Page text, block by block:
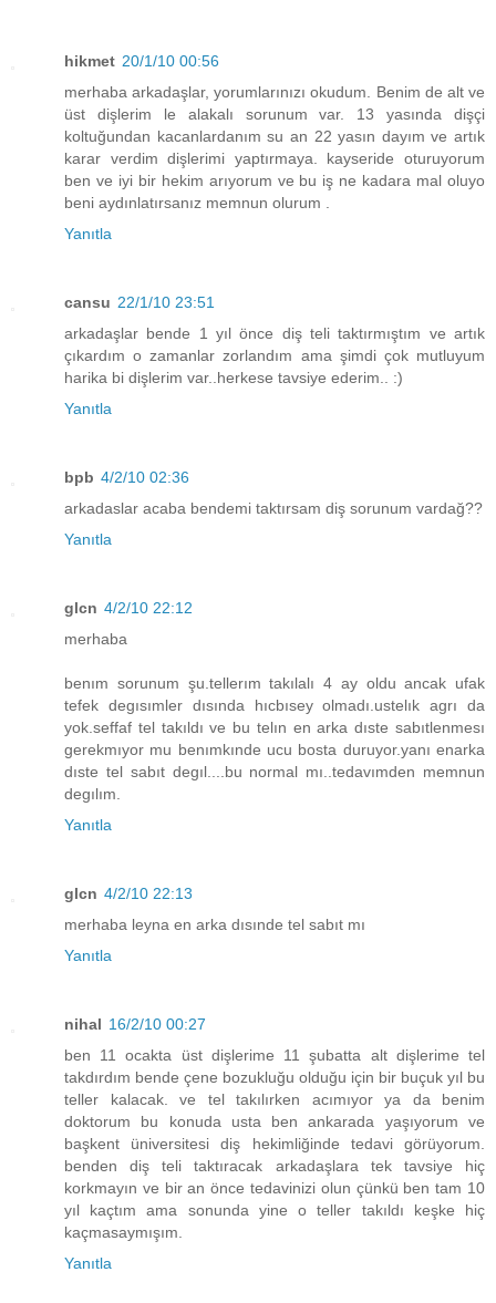
hikmet 20/1/10 00:56
merhaba arkadaşlar, yorumlarınızı okudum. Benim de alt ve
üst dişlerim le alakalı sorunum var. 13 yasında dişçi
koltuğundan kacanlardanım su an 22 yasın dayım ve artık
karar verdim dişlerimi yaptırmaya. kayseride oturuyorum
ben ve iyi bir hekim arıyorum ve bu iş ne kadara mal oluyo
beni aydınlatırsanız memnun olurum .
Yanıtla
cansu 22/1/10 23:51
arkadaşlar bende 1 yıl önce diş teli taktırmıştım ve artık
çıkardım o zamanlar zorlandım ama şimdi çok mutluyum
harika bi dişlerim var..herkese tavsiye ederim.. :)
Yanıtla
bpb 4/2/10 02:36
arkadaslar acaba bendemi taktırsam diş sorunum vardağ??
Yanıtla
glcn 4/2/10 22:12
merhaba
benım sorunum şu.tellerım takılalı 4 ay oldu ancak ufak
tefek degısımler dısında hıcbısey olmadı.ustelık agrı da
yok.seffaf tel takıldı ve bu telın en arka dıste sabıtlenmesı
gerekmıyor mu benımkınde ucu bosta duruyor.yanı enarka
dıste tel sabıt degıl....bu normal mı..tedavımden memnun
degılım.
Yanıtla
glcn 4/2/10 22:13
merhaba leyna en arka dısınde tel sabıt mı
Yanıtla
nihal 16/2/10 00:27
ben 11 ocakta üst dişlerime 11 şubatta alt dişlerime tel
takdırdım bende çene bozukluğu olduğu için bir buçuk yıl bu
teller kalacak. ve tel takılırken acımıyor ya da benim
doktorum bu konuda usta ben ankarada yaşıyorum ve
başkent üniversitesi diş hekimliğinde tedavi görüyorum.
benden diş teli taktıracak arkadaşlara tek tavsiye hiç
korkmayın ve bir an önce tedavinizi olun çünkü ben tam 10
yıl kaçtım ama sonunda yine o teller takıldı keşke hiç
kaçmasaymışım.
Yanıtla